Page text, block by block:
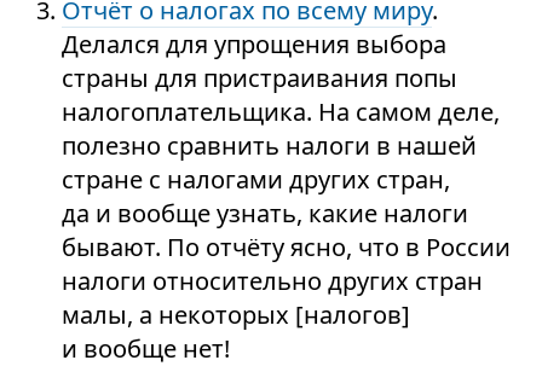
Отчёт о налогах по всему миру.
Делался для упрощения выбора
страны для пристраивания попы
налогоплательщика. На самом деле,
полезно сравнить налоги в нашей
стране с налогами других стран,
да и вообще узнать, какие налоги
бывают. По отчёту ясно, что в России
налоги относительно других стран
малы, а некоторых [налогов]
и вообще нет!